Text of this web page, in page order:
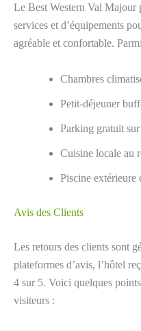
Le Best Western Val Majour
services et d’équipements
agréable et confortable.
Chambres
Petit-déjeuner
Parking gratuit
Cuisine locale au
Piscine extérieure
Avis des Clients
Les retours des clients sont
plateformes d’avis, l’hôtel
4 sur 5. Voici quelques
visiteurs :